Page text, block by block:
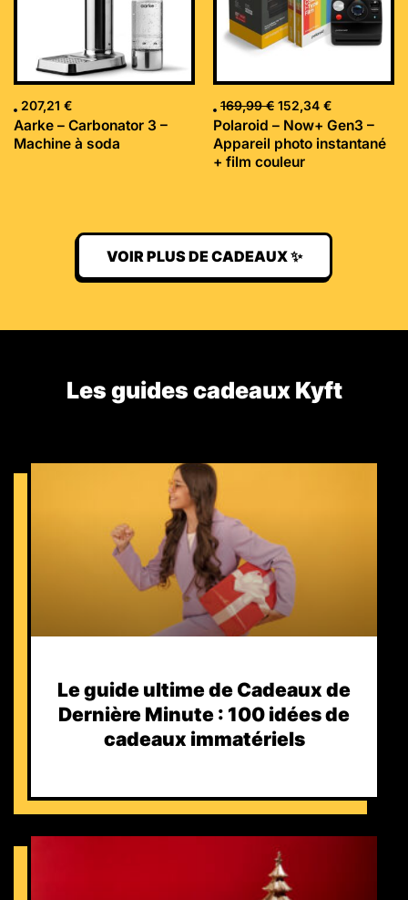
207,21 €
Aarke – Carbonator 3 –
Machine à soda
169,99€ 152,34 €
Polaroid – Now+ Gen3 –
Appareil photo instantané
+ film couleur
VOIR PLUS DE CADEAUX ✨
Les guides cadeaux Kyft​
Le guide ultime de Cadeaux de
Dernière Minute : 100 idées de
cadeaux immatériels